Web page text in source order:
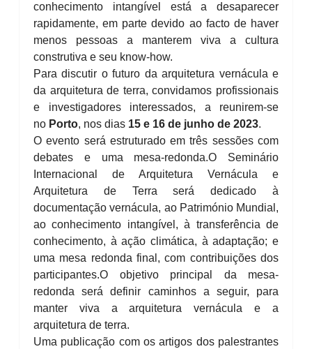
conhecimento intangível está a desaparecer
rapidamente, em parte devido ao facto de haver
menos pessoas a manterem viva a cultura
construtiva e seu know-how.
Para discutir o futuro da arquitetura vernácula e
da arquitetura de terra, convidamos profissionais
e investigadores interessados, a reunirem-se
no Porto, nos dias 15 e 16 de junho de 2023.
O evento será estruturado em três sessões com
debates e uma mesa-redonda.O Seminário
Internacional de Arquitetura Vernácula e
Arquitetura de Terra será dedicado à
documentação vernácula, ao Património Mundial,
ao conhecimento intangível, à transferência de
conhecimento, à ação climática, à adaptação; e
uma mesa redonda final, com contribuições dos
participantes.O objetivo principal da mesa-
redonda será definir caminhos a seguir, para
manter viva a arquitetura vernácula e a
arquitetura de terra.
Uma publicação com os artigos dos palestrantes